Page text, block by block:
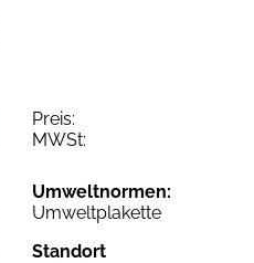
Preis:
MWSt:
Umweltnormen:
Umweltplakette
Standort